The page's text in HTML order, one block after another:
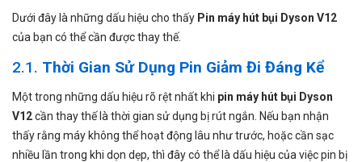
Dưới đây là những dấu hiệu cho thấy Pin máy hút bụi Dyson V12
của bạn có thể cần được thay thế.
2.1. Thời Gian Sử Dụng Pin Giảm Đi Đáng Kể
Một trong những dấu hiệu rõ rệt nhất khi pin máy hút bụi Dyson
V12cần thay thế là thời gian sử dụng bị rút ngắn. Nếu bạn nhận
thấy rằng máy không thể hoạt động lâu như trước, hoặc cần sạc
nhiều lần trong khi dọn dẹp, thì đây có thể là dấu hiệu của việc pin bị